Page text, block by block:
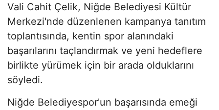
Vali Cahit Çelik, Niğde Belediyesi Kültür
Merkezi'nde düzenlenen kampanya tanıtım
toplantısında, kentin spor alanındaki
başarılarını taçlandırmak ve yeni hedeflere
birlikte yürümek için bir arada olduklarını
söyledi.
Niğde Belediyespor'un başarısında emeği